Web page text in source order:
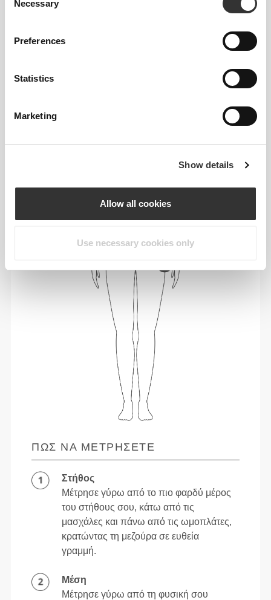
Selection
Necessary
Preferences
Statistics
Marketing
Show details
Allow all cookies
Use necessary cookies only
μεγαλύτερο μέγεθος για πιο χαλαρή εφαρμογή ή
ένα μικρότερο για πιο στενή εφαρμογή. Τα
ακριβώς στο μέγεθος.
ΠΏΣ ΝΑ ΜΕΤΡΉΣΕΤΕ
Στήθος
Μέτρησε γύρω από το πιο φαρδύ μέρος
του στήθους σου, κάτω από τις
μασχάλες και πάνω από τις ωμοπλάτες,
κρατώντας τη μεζούρα σε ευθεία
γραμμή.
Μέση
Μέτρησε γύρω από τη φυσική σου